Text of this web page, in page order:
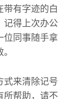
带有字迹的白
记得上次办公
位同事随手拿
式来清除记号
所帮助，请不